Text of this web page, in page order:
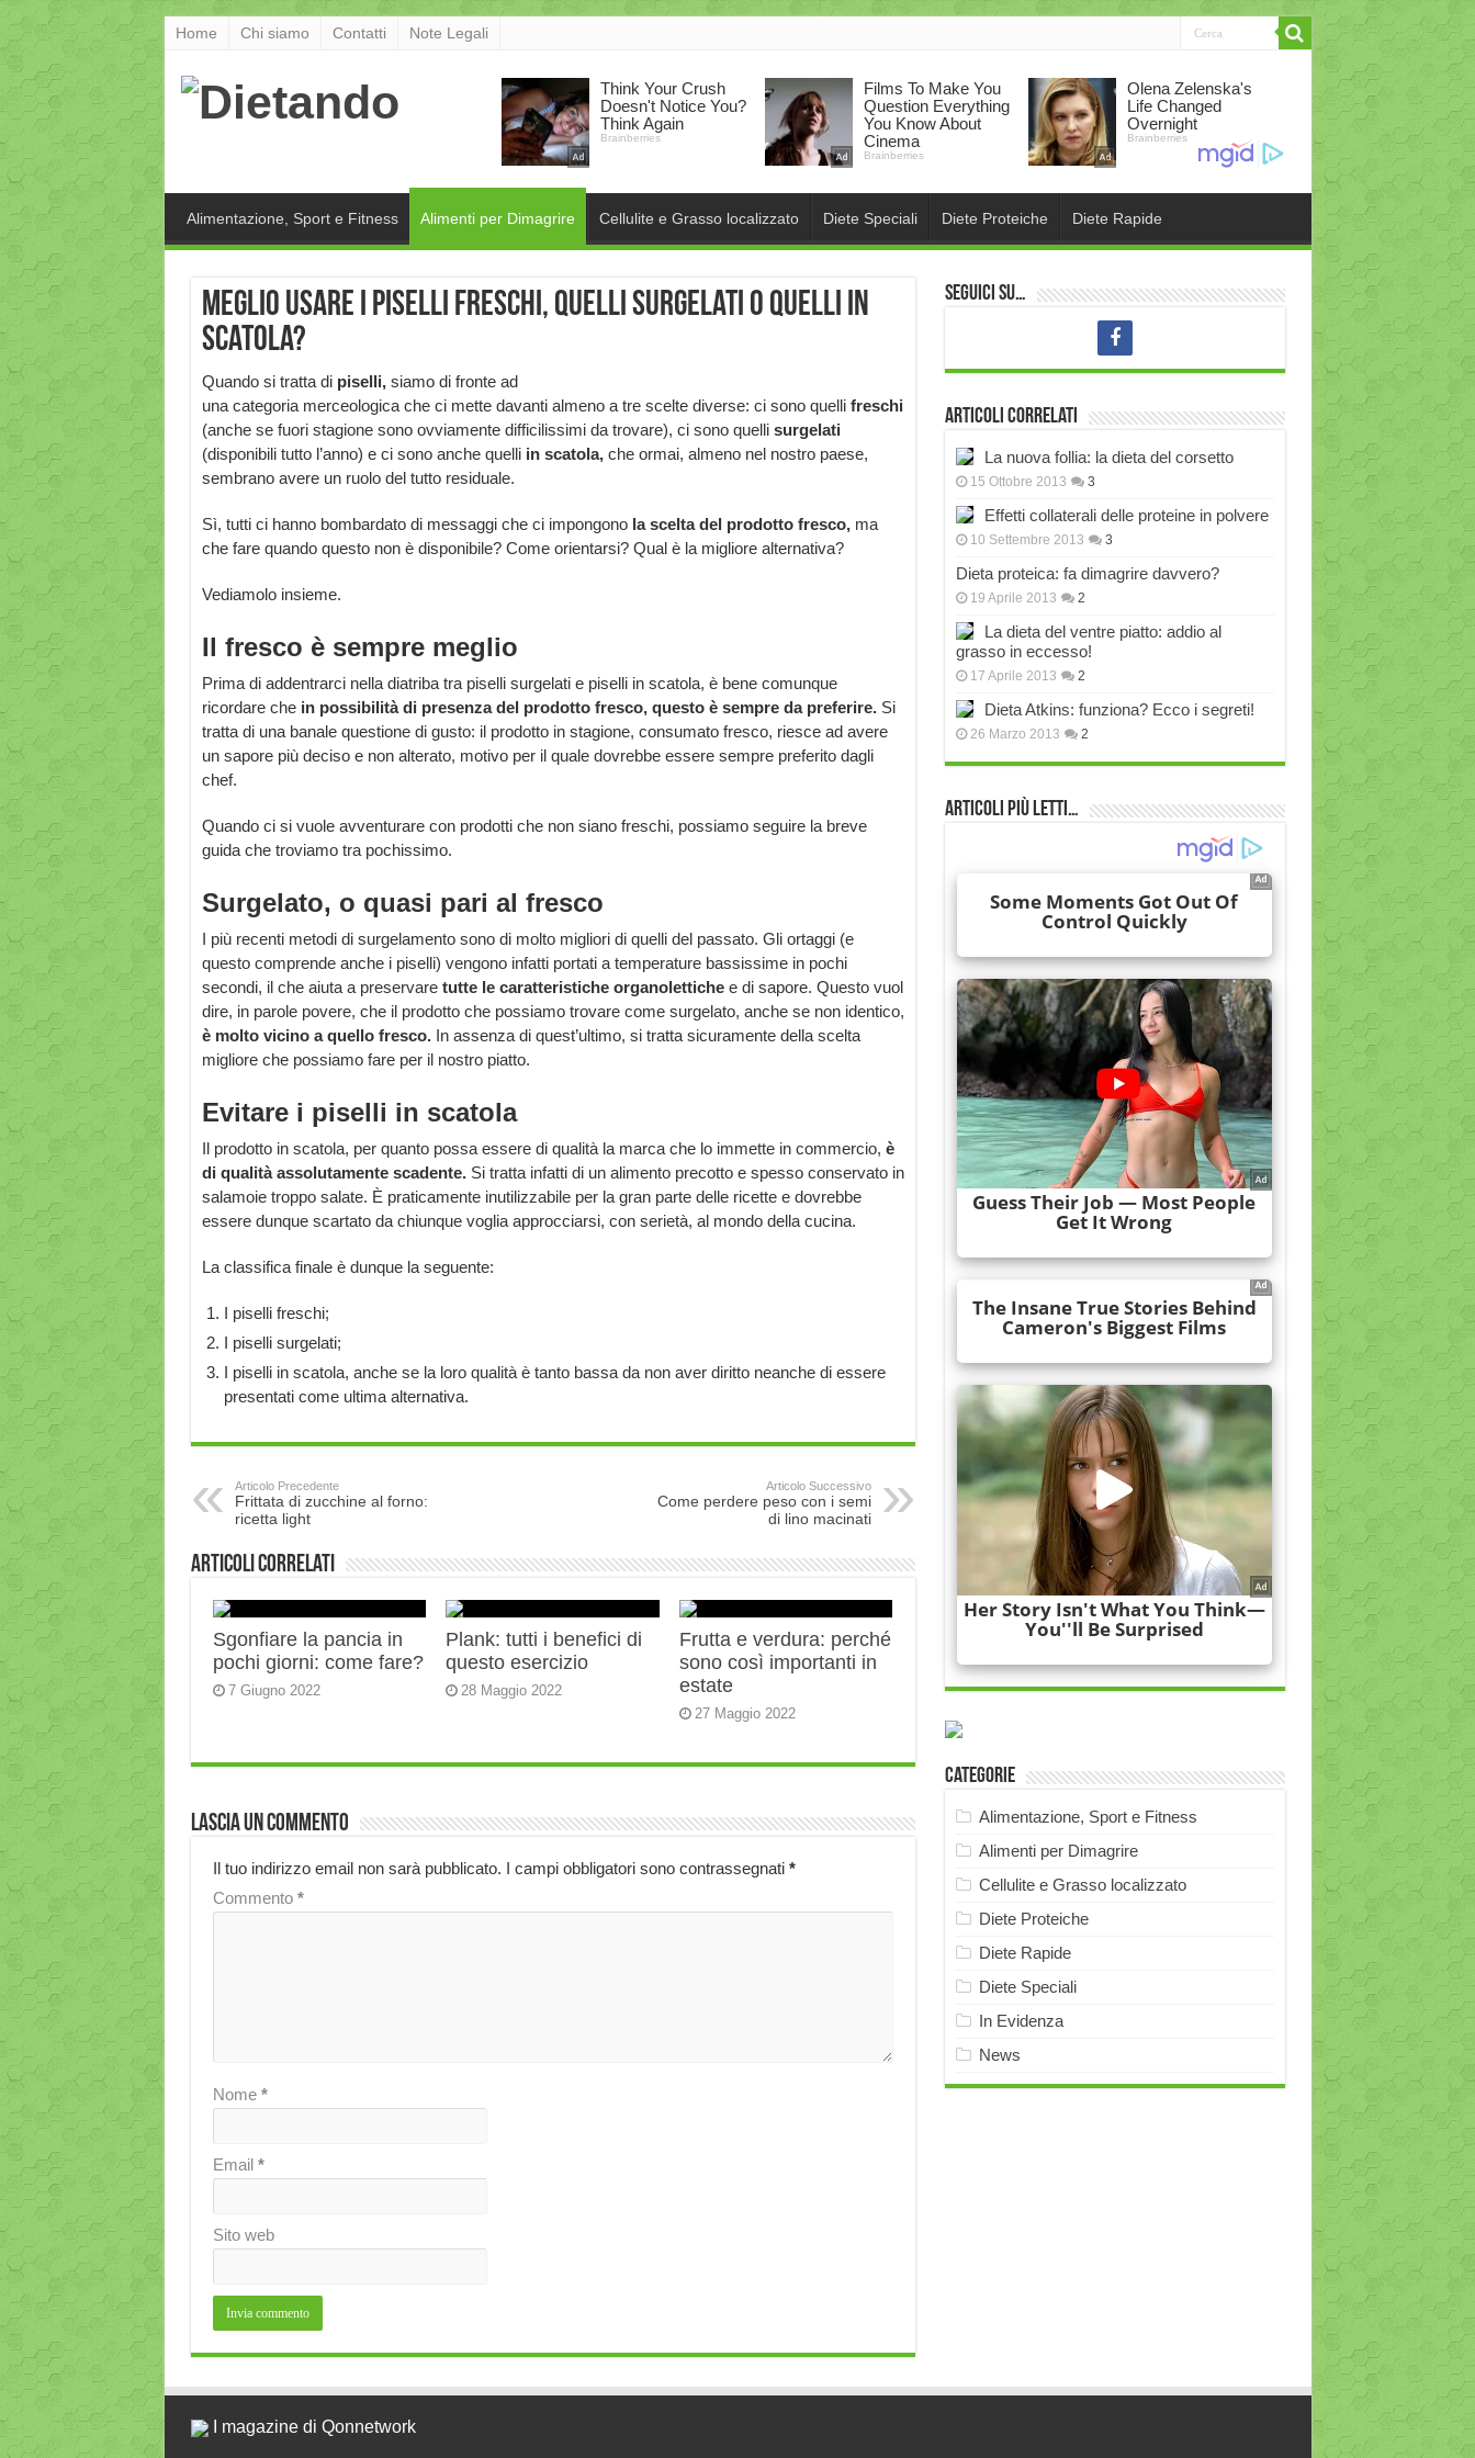
Home Chi siamo Contatti Note Legali
Alimentazione, Sport e Fitness Alimenti per Dimagrire Cellulite e Grasso localizzato Diete Speciali Diete Proteiche Diete Rapide
Meglio usare i piselli freschi, quelli surgelati o quelli in
scatola?
Quando si tratta di piselli,siamo di fronte ad
una categoria merceologica che ci mette davanti almeno a tre scelte diverse: ci sono quelli freschi
(anche se fuori stagione sono ovviamente difficilissimi da trovare), ci sono quelli surgelati
(disponibili tutto l’anno) e ci sono anche quelli in scatola,che ormai, almeno nel nostro paese,
sembrano avere un ruolo del tutto residuale.
Sì, tutti ci hanno bombardato di messaggi che ci impongono la scelta del prodotto fresco, ma
che fare quando questo non è disponibile? Come orientarsi? Qual è la migliore alternativa?
Vediamolo insieme.
Il fresco è sempre meglio
Prima di addentrarci nella diatriba tra piselli surgelati e piselli in scatola, è bene comunque
ricordare che in possibilità di presenza del prodotto fresco, questo è sempre da preferire.Si
tratta di una banale questione di gusto: il prodotto in stagione, consumato fresco, riesce ad avere
un sapore più deciso e non alterato, motivo per il quale dovrebbe essere sempre preferito dagli
chef.
Quando ci si vuole avventurare con prodotti che non siano freschi, possiamo seguire la breve
guida che troviamo tra pochissimo.
Surgelato, o quasi pari al fresco
I più recenti metodi di surgelamento sono di molto migliori di quelli del passato. Gli ortaggi (e
questo comprende anche i piselli) vengono infatti portati a temperature bassissime in pochi
secondi, il che aiuta a preservare tutte le caratteristiche organolettiche e di sapore. Questo vuol
dire, in parole povere, che il prodotto che possiamo trovare come surgelato, anche se non identico,
è molto vicino a quello fresco. In assenza di quest’ultimo, si tratta sicuramente della scelta
migliore che possiamo fare per il nostro piatto.
Evitare i piselli in scatola
Il prodotto in scatola, per quanto possa essere di qualità la marca che lo immette in commercio, è
di qualità assolutamente scadente. Si tratta infatti di un alimento precotto e spesso conservato in
salamoie troppo salate. È praticamente inutilizzabile per la gran parte delle ricette e dovrebbe
essere dunque scartato da chiunque voglia approcciarsi, con serietà, al mondo della cucina.
La classifica finale è dunque la seguente:
I piselli freschi;
I piselli surgelati;
I piselli in scatola, anche se la loro qualità è tanto bassa da non aver diritto neanche di essere
presentati come ultima alternativa.
Articolo Precedente
Frittata di zucchine al forno:
ricetta light
Articolo Successivo
Come perdere peso con i semi
di lino macinati
Articoli correlati
Sgonfiare la pancia in
pochi giorni: come fare?
7 Giugno 2022
Plank: tutti i benefici di
questo esercizio
28 Maggio 2022
Frutta e verdura: perché
sono così importanti in
estate
27 Maggio 2022
Lascia un commento
Il tuo indirizzo email non sarà pubblicato. I campi obbligatori sono contrassegnati *
Commento *
Nome *
Email *
Sito web
Seguici su…
Articoli correlati
La nuova follia: la dieta del corsetto
15 Ottobre 2013 3
Effetti collaterali delle proteine in polvere
10 Settembre 2013 3
Dieta proteica: fa dimagrire davvero?
19 Aprile 2013 2
La dieta del ventre piatto: addio al
grasso in eccesso!
17 Aprile 2013 2
Dieta Atkins: funziona? Ecco i segreti!
26 Marzo 2013 2
Articoli più Letti…
Categorie
Alimentazione, Sport e Fitness
Alimenti per Dimagrire
Cellulite e Grasso localizzato
Diete Proteiche
Diete Rapide
Diete Speciali
In Evidenza
News
I magazine di Qonnetwork